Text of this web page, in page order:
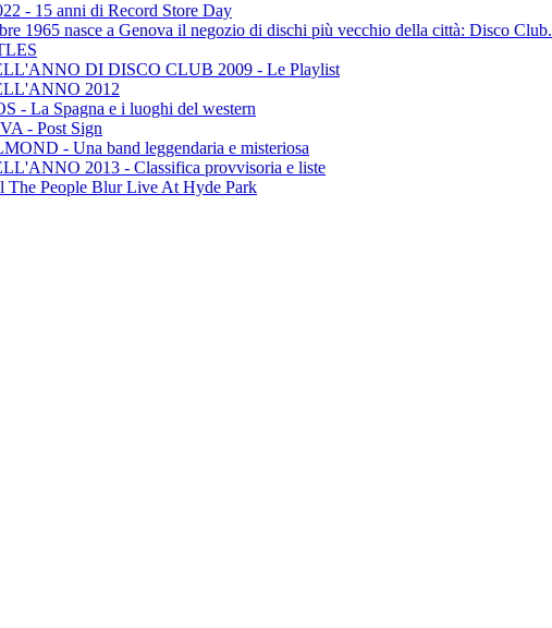
- 15 anni di Record Store Day
1965 nasce a Genova il negozio di dischi più vecchio della città: Disco Club.
DI DISCO CLUB 2009 - Le Playlist
2012
- La Spagna e i luoghi del western
- Post Sign
- Una band leggendaria e misteriosa
2013 - Classifica provvisoria e liste
People Blur Live At Hyde Park